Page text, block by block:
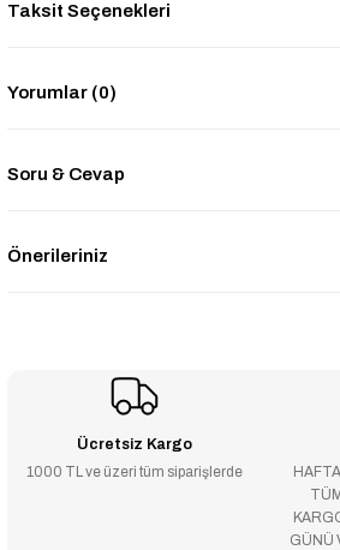
Taksit Seçenekleri
Yorumlar (0)
Soru & Cevap
Önerileriniz
Ücretsiz Kargo
1000 TL ve üzeri tüm siparişlerde
GÜNÜ